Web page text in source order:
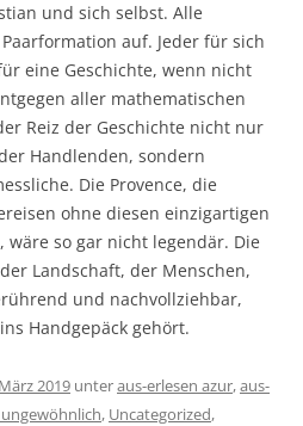
und sich selbst. Alle
auf. Jeder für sich
eine Geschichte, wenn nicht
aller mathematischen
Reiz der Geschichte nicht nur
Handlenden, sondern
Die Provence, die
ohne diesen einzigartigen
wäre so gar nicht legendär. Die
Landschaft, der Menschen,
und nachvollziehbar,
Handgepäck gehört.
2019 unteraus-erlesen azur,aus-
, Uncategorized,